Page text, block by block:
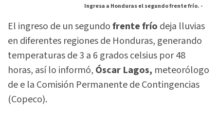
Ingresa a Honduras el segundo frente frío. -
El ingreso de un segundofrente frío deja lluvias
en diferentes regiones de Honduras, generando
temperaturas de 3 a 6 grados celsius por 48
horas, así lo informó, Óscar Lagos, meteorólogo
de e la Comisión Permanente de Contingencias
(Copeco).